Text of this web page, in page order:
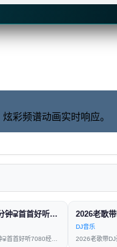
彩频谱动画实时响应。
锦鲤⫌经典老歌100分钟⫌首首好听7080经典老歌⫌2024再创新版
??锦鲤⫌经典老歌100分钟⫌首首好听7080经典老歌⫌20
DJ音乐